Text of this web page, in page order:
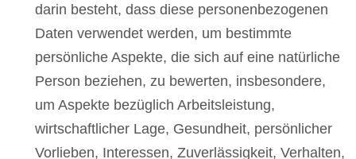
darin besteht, dass diese personenbezogenen
Daten verwendet werden, um bestimmte
persönliche Aspekte, die sich auf eine natürliche
Person beziehen, zu bewerten, insbesondere,
um Aspekte bezüglich Arbeitsleistung,
wirtschaftlicher Lage, Gesundheit, persönlicher
Vorlieben, Interessen, Zuverlässigkeit, Verhalten,